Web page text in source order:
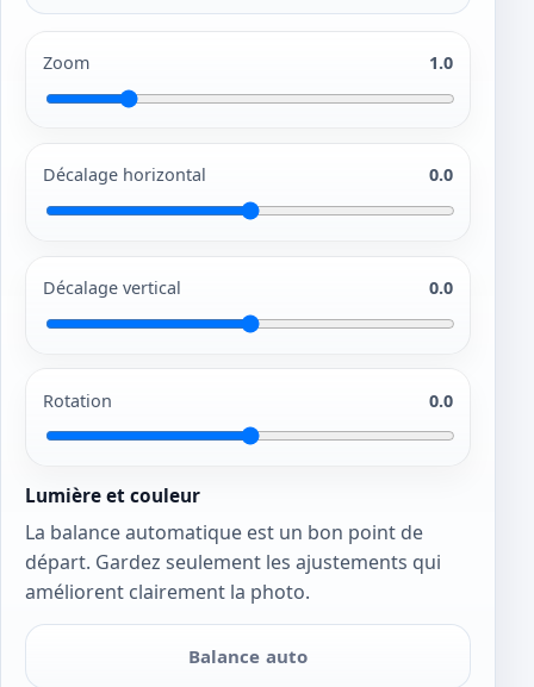
Zoom 1.0
Décalage horizontal 0.0
Décalage vertical 0.0
Rotation 0.0
Lumière et couleur
La balance automatique est un bon point de
départ. Gardez seulement les ajustements qui
améliorent clairement la photo.
Balance auto